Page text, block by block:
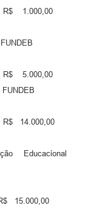
R$ 1.000,00
R$ 5.000,00
14.000,00
Educacional
15.000,00